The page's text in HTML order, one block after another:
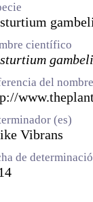
científico
del
(es)
Vibrans
de